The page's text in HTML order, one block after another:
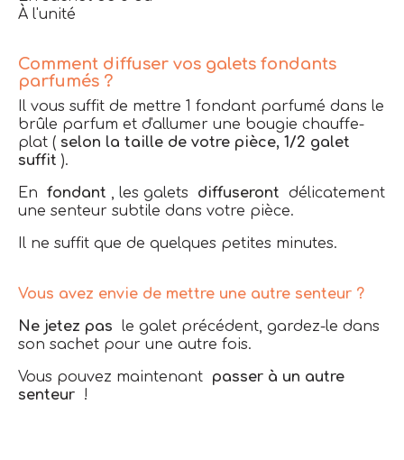
À l'unité
Comment diffuser vos galets fondants
parfumés ?
Il vous suffit de mettre 1 fondant parfumé dans le
brûle parfum et d'allumer une bougie chauffe-
plat ( selon la taille de votre pièce, 1/2 galet
suffit ).
En fondant , les galets diffuseront délicatement
une senteur subtile dans votre pièce.
Il ne suffit que de quelques petites minutes.
Vous avez envie de mettre une autre senteur ?
Ne jetez pas le galet précédent, gardez-le dans
son sachet pour une autre fois.
Vous pouvez maintenant passer à un autre
senteur !